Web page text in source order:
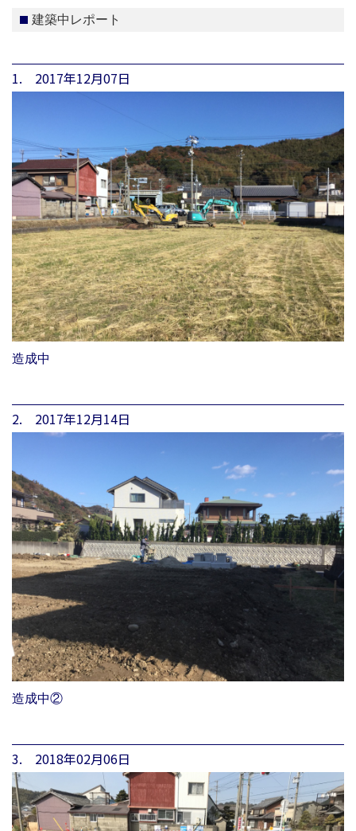
建築中レポート
1. 2017年12月07日
造成中
2. 2017年12月14日
造成中②
3. 2018年02月06日